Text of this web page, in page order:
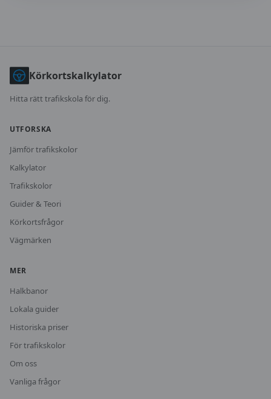
Körkortskalkylator
Hitta rätt trafikskola för dig.
UTFORSKA
Jämför trafikskolor
Kalkylator
Trafikskolor
Guider & Teori
Körkortsfrågor
Vägmärken
MER
Halkbanor
Lokala guider
Historiska priser
För trafikskolor
Om oss
Vanliga frågor